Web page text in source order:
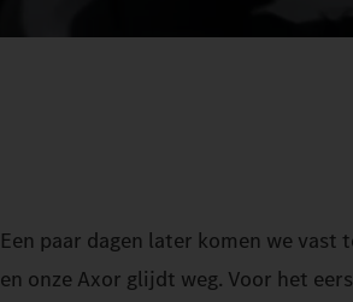
Een paar dagen later komen we
en onze Axor glijdt weg. Voor het